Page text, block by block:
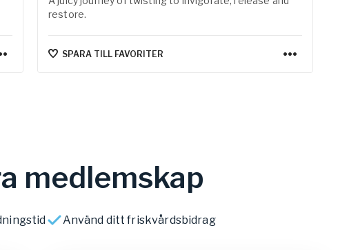
restore.
SPARA TILL FAVORITER
medlemskap
Använd ditt friskvårdsbidrag